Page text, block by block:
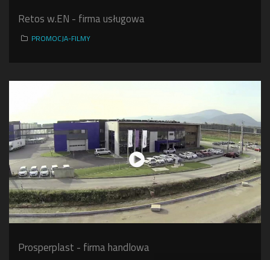
Retos w.EN - firma usługowa
PROMOCJA-FILMY
Prosperplast - firma handlowa